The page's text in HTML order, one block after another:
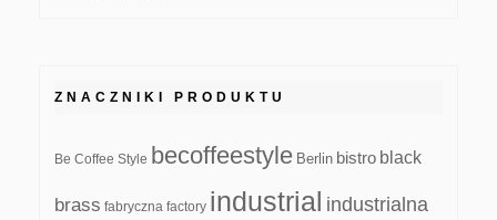
ZNACZNIKI PRODUKTU
Be Coffee Style becoffeestyle Berlin bistro black
brass fabryczna factory industrial industrialna